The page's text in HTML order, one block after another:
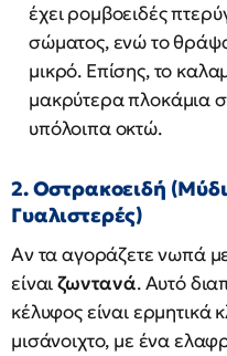
έχει ρομβοειδές
σώματος, ενώ το
μικρό. Επίσης, το
μακρύτερα πλοκάμια
υπόλοιπα οκτώ.
2. Οστρακοειδή
Γυαλιστερές)
Αν τα αγοράζετε νωπά
είναιζωντανά. Αυτό
κέλυφος είναι ερμητικά
μισάνοιχτο, με ένα